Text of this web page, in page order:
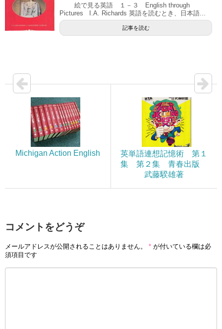
絵で見る英語 １－３ English through
Pictures I.A. Richards 英語を読むとき、日本語...
記事を読む
Michigan Action English
英単語連想記憶術 第１
集 第２集 青春出版
武藤騤雄著
コメントをどうぞ
メールアドレスが公開されることはありません。 * が付いている欄は必
須項目です